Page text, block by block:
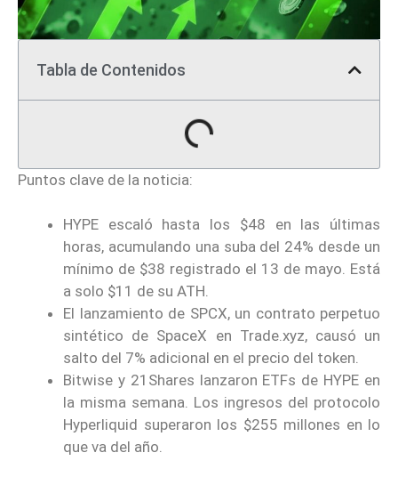
Tabla de Contenidos
Puntos clave de la noticia:
HYPE escaló hasta los $48 en las últimas
horas, acumulando una suba del 24% desde un
mínimo de $38 registrado el 13 de mayo. Está
a solo $11 de su ATH.
El lanzamiento de SPCX, un contrato perpetuo
sintético de SpaceX en Trade.xyz, causó un
salto del 7% adicional en el precio del token.
Bitwise y 21Shares lanzaron ETFs de HYPE en
la misma semana. Los ingresos del protocolo
Hyperliquid superaron los $255 millones en lo
que va del año.